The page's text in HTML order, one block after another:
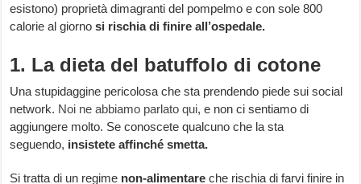
esistono) proprietà dimagranti del pompelmo e con sole 800
calorie al giornosi rischia di finire all’ospedale.
1. La dieta del batuffolo di cotone
Una stupidaggine pericolosa che sta prendendo piede sui social
network. Noi ne abbiamo parlato qui, e non ci sentiamo di
aggiungere molto. Se conoscete qualcuno che la sta
seguendo, insistete affinché smetta.
Si tratta di un regime non-alimentareche rischia di farvi finire in